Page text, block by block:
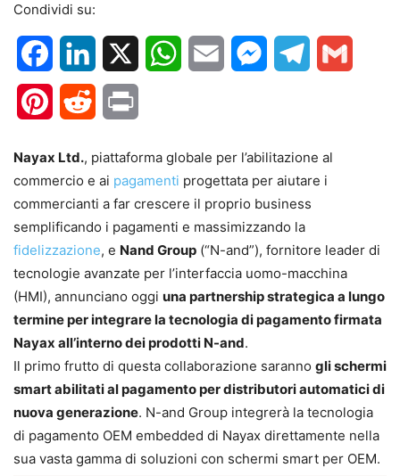
Condividi su:
FacebookLinkedIn WhatsApp
Email MessengerTelegram
PinterestReddit
Nayax Ltd., piattaforma globale per l’abilitazione al
commercio e ai pagamenti progettata per aiutare i
commercianti a far crescere il proprio business
semplificando i pagamenti e massimizzando la
fidelizzazione, e Nand Group (“N-and”), fornitore leader di
tecnologie avanzate per l’interfaccia uomo-macchina
(HMI), annunciano oggi una partnership strategica a lungo
termine per integrare la tecnologia di pagamento firmata
Nayax all’interno dei prodotti N-and.
Il primo frutto di questa collaborazione saranno gli schermi
smart abilitati al pagamento per distributori automatici di
nuova generazione. N-and Group integrerà la tecnologia
di pagamento OEM embedded di Nayax direttamente nella
sua vasta gamma di soluzioni con schermi smart per OEM.